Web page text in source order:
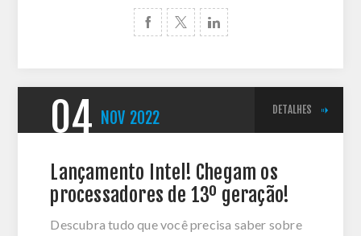
04 NOV 2022 DETALHES
Lançamento Intel! Chegam os
processadores de 13º geração!
Descubra tudo que você precisa saber sobre